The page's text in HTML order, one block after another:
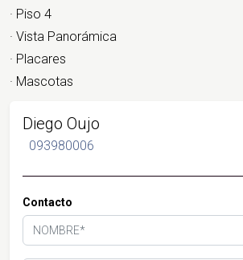
· Piso 4
· Vista Panorámica
· Placares
· Mascotas
Diego Oujo
093980006
Contacto